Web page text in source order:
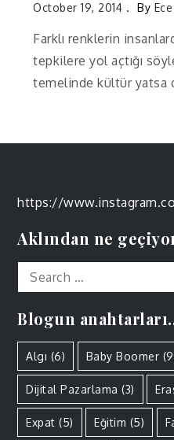
October 19, 2014 By Ece
Farklı renklerin
tepkilere yol açtığı
temelinde kültür yatsa
https://
Aklından ne
Search
for:
Blogun
Algı (6) Baby Boomer
Dijital Pazarlama (3)
Expat (5) Eğitim (5)